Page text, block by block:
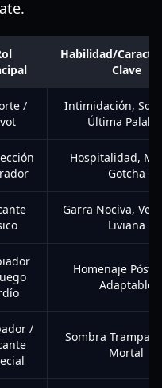
Habilidad/
Clave
/
Intimidación,
Última
Hospitalidad,
Gotcha
Garra Nociva,
Liviana
Homenaje
Adaptable
/
Sombra Trampa,
Mortal